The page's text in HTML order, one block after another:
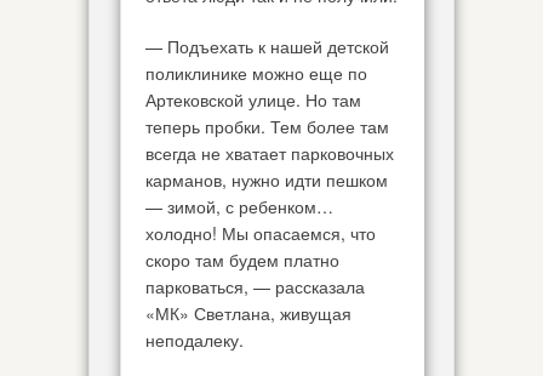
— Подъехать к нашей детской
поликлинике можно еще по
Артековской улице. Но там
теперь пробки. Тем более там
всегда не хватает парковочных
карманов, нужно идти пешком
— зимой, с ребенком…
холодно! Мы опасаемся, что
скоро там будем платно
парковаться, — рассказала
«МК» Светлана, живущая
неподалеку.